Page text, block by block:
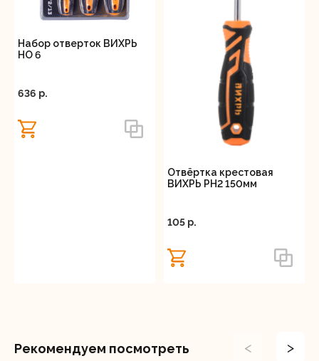
Набор отверток ВИХРЬ
НО 6
636 p.
Отвёртка крестовая
ВИХРЬ PH2 150мм
105 p.
Рекомендуем посмотреть < >